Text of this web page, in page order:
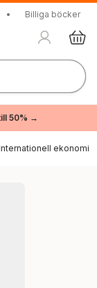
• Billiga böcker
50% →
ekonomi